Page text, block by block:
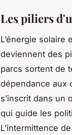
Les piliers
L’énergie solaire
deviennent des
parcs sortent de
dépendance aux
s’inscrit dans un
qui guide les
L’intermittence